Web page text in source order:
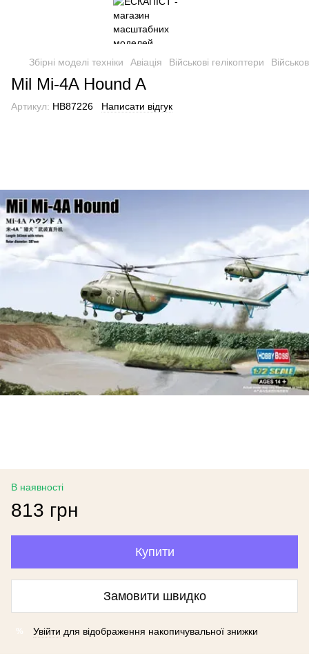
Збірні моделі техніки Авіація Військові гелікоптери
Mil Mi-4A Hound A
Артикул: HB87226 Написати відгук
В наявності
813 грн
Купити
Замовити швидко
% Увійти для відображення накопичувальної знижки